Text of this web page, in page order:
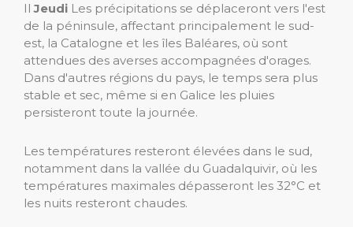
Il Jeudi Les précipitations se déplaceront vers l'est
de la péninsule, affectant principalement le sud-
est, la Catalogne et les îles Baléares, où sont
attendues des averses accompagnées d'orages.
Dans d'autres régions du pays, le temps sera plus
stable et sec, même si en Galice les pluies
persisteront toute la journée.
Les températures resteront élevées dans le sud,
notamment dans la vallée du Guadalquivir, où les
températures maximales dépasseront les 32°C et
les nuits resteront chaudes.